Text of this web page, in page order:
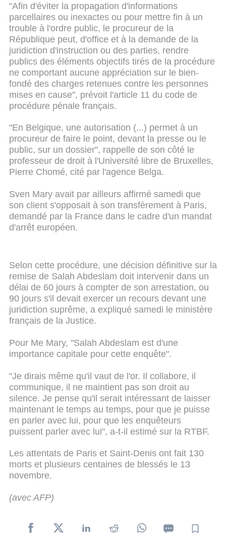
"Afin d'éviter la propagation d'informations
parcellaires ou inexactes ou pour mettre fin à un
trouble à l'ordre public, le procureur de la
République peut, d'office et à la demande de la
juridiction d'instruction ou des parties, rendre
publics des éléments objectifs tirés de la procédure
ne comportant aucune appréciation sur le bien-
fondé des charges retenues contre les personnes
mises en cause", prévoit l'article 11 du code de
procédure pénale français.
"En Belgique, une autorisation (...) permet à un
procureur de faire le point, devant la presse ou le
public, sur un dossier", rappelle de son côté le
professeur de droit à l'Université libre de Bruxelles,
Pierre Chomé, cité par l'agence Belga.
Sven Mary avait par ailleurs affirmé samedi que
son client s'opposait à son transfèrement à Paris,
demandé par la France dans le cadre d'un mandat
d'arrêt européen.
Selon cette procédure, une décision définitive sur la
remise de Salah Abdeslam doit intervenir dans un
délai de 60 jours à compter de son arrestation, ou
90 jours s'il devait exercer un recours devant une
juridiction suprême, a expliqué samedi le ministère
français de la Justice.
Pour Me Mary, "Salah Abdeslam est d'une
importance capitale pour cette enquête".
"Je dirais même qu'il vaut de l'or. Il collabore, il
communique, il ne maintient pas son droit au
silence. Je pense qu'il serait intéressant de laisser
maintenant le temps au temps, pour que je puisse
en parler avec lui, pour que les enquêteurs
puissent parler avec lui", a-t-il estimé sur la RTBF.
Les attentats de Paris et Saint-Denis ont fait 130
morts et plusieurs centaines de blessés le 13
novembre.
(avec AFP)